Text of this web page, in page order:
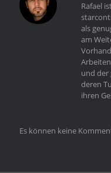
Rafael
als
am
und der
deren
ihren
Es können keine